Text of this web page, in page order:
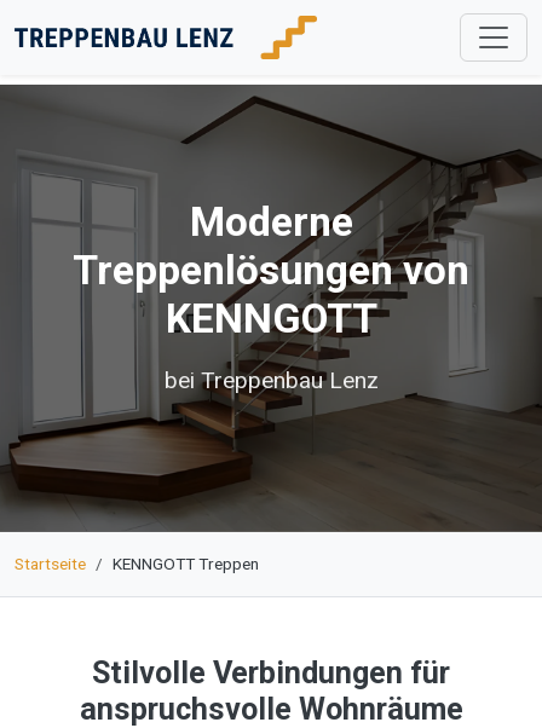
Moderne
Treppenlösungen von
KENNGOTT
bei Treppenbau Lenz
Startseite KENNGOTT Treppen
Stilvolle Verbindungen für
anspruchsvolle Wohnräume